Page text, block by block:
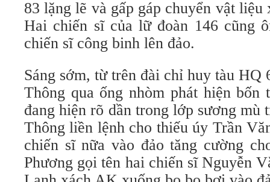
83 lặng lẽ và gấp gáp chuyển vật
Hai chiến sĩ của lữ đoàn 146 cũng
chiến sĩ công binh lên đảo.
Sáng sớm, từ trên đài chỉ huy tàu
Thông qua ống nhòm phát hiện bốn
đang hiện rõ dần trong lớp sương mù
Thông liền lệnh cho thiếu úy Trần
chiến sĩ nữa vào đảo tăng cường
Phương gọi tên hai chiến sĩ Nguyễn